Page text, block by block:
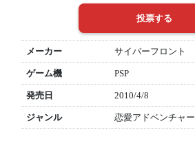
メーカー サイバーフロント
ゲーム機 PSP
発売日 2010/4/8
ジャンル 恋愛アドベンチャー